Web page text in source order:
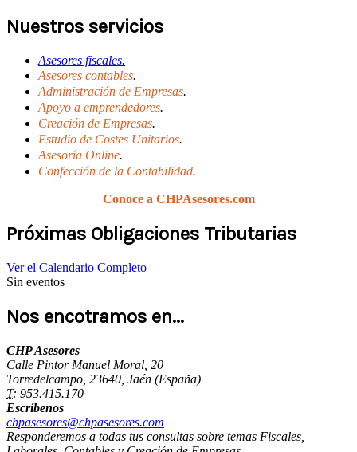
Nuestros servicios
Asesores fiscales.
Asesores contables.
Administración de Empresas.
Apoyo a emprendedores.
Creación de Empresas.
Estudio de Costes Unitarios.
Asesoría Online.
Confección de la Contabilidad.
Conoce a CHPAsesores.com
Próximas Obligaciones Tributarias
Ver el Calendario Completo
Sin eventos
Nos encotramos en...
CHP Asesores
Calle Pintor Manuel Moral, 20
Torredelcampo 23640 Jaén (España)
T: 953.415.170
Escríbenos
chpasesores@chpasesores.com
Responderemos a todas tus consultas sobre temas Fiscales,